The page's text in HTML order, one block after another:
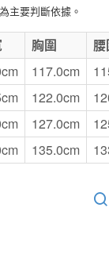
含以上)免運費
主要判斷依據。
胸圍 腰
117.0cm
122.0cm
127.0cm
135.0cm